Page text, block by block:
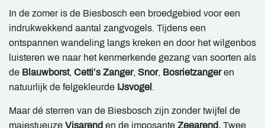
In de zomer is de Biesbosch een broedgebied voor een
indrukwekkend aantal zangvogels. Tijdens een
ontspannen wandeling langs kreken en door het wilgenbos
luisteren we naar het kenmerkende gezang van soorten als
de Blauwborst, Cetti’s Zanger, Snor, Bosrietzangeren
natuurlijk de felgekleurde IJsvogel .
Maar dé sterren van de Biesbosch zijn zonder twijfel de
majestueuze Visarend en de imposante Zeearend. Twee